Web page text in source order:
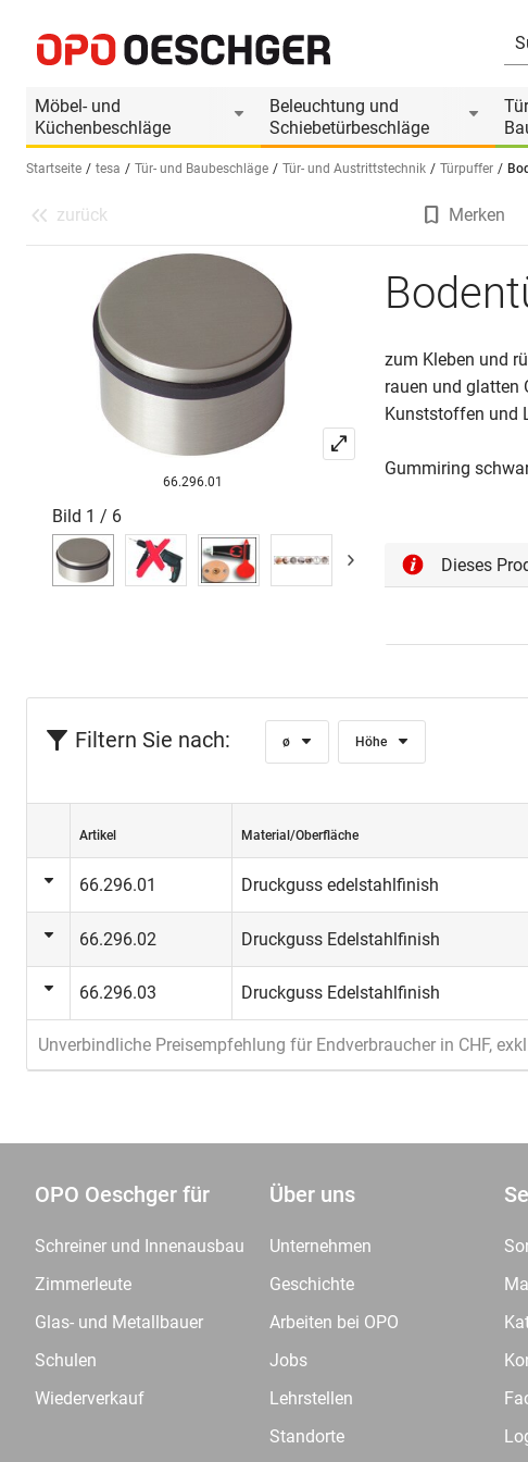
Möbel- und
Küchenbeschläge
Beleuchtung und
Schiebetürbeschläge
Sprache wählen (DE)
Startseite tesa Tür- und Baubeschläge Tür- und Austrittstechnik Türpuffer
Produktinformationen
zurück Merken
66.296.01
Bild 1 / 6
zum Kleben und
rauen und glatten
Kunststoffen und
Gummiring
Dieses
Filtern Sie nach: ø Höhe
Artikel Material/Oberfläche
66.296.01 Druckguss edelstahlfinish
66.296.02 Druckguss Edelstahlfinish
66.296.03 Druckguss Edelstahlfinish
Unverbindliche Preisempfehlung für Endverbraucher in CHF,
OPO Oeschger für
Schreiner und Innenausbau
Zimmerleute
Glas- und Metallbauer
Schulen
Wiederverkauf
Über uns
Unternehmen
Geschichte
Arbeiten bei OPO
Jobs
Lehrstellen
Standorte